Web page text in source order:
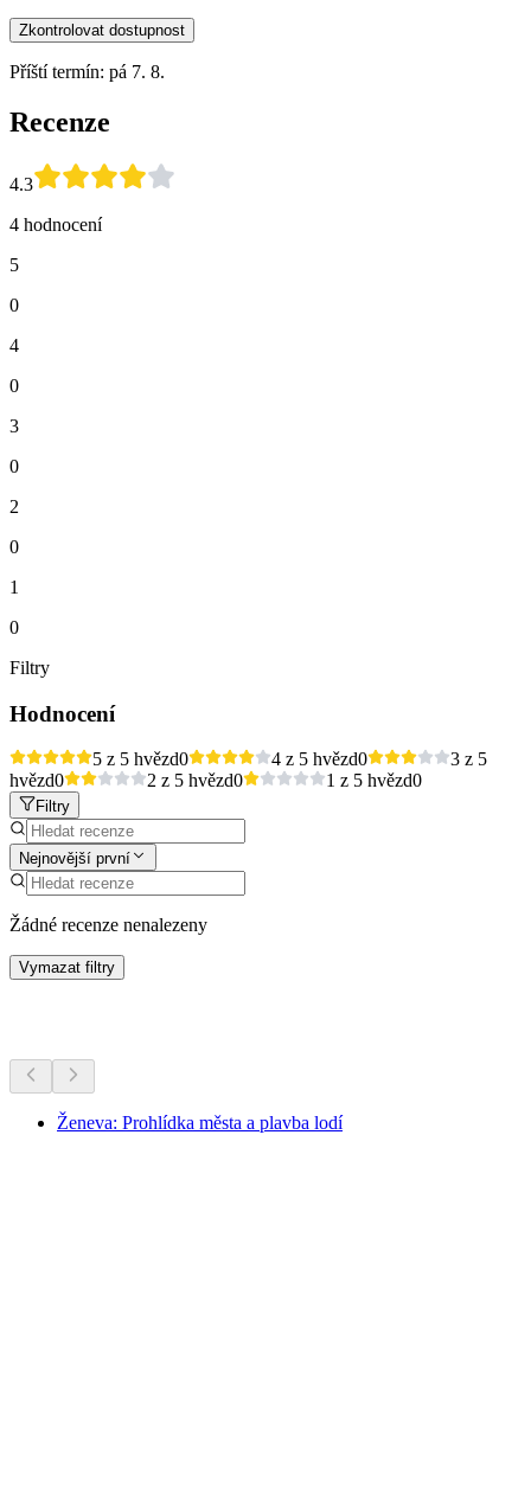
Zkontrolovat dostupnost
Příští termín: pá 7. 8.
Recenze
4.3
4 hodnocení
5
0
4
0
3
0
2
0
1
0
Filtry
Hodnocení
5 z 5 hvězd0 4 z 5 hvězd0
3 z 5
hvězd0 2 z 5 hvězd0 1 z 5 hvězd0
Filtry
Nejnovější první
Žádné recenze nenalezeny
Vymazat filtry
Ženeva: Prohlídka města a plavba lodí